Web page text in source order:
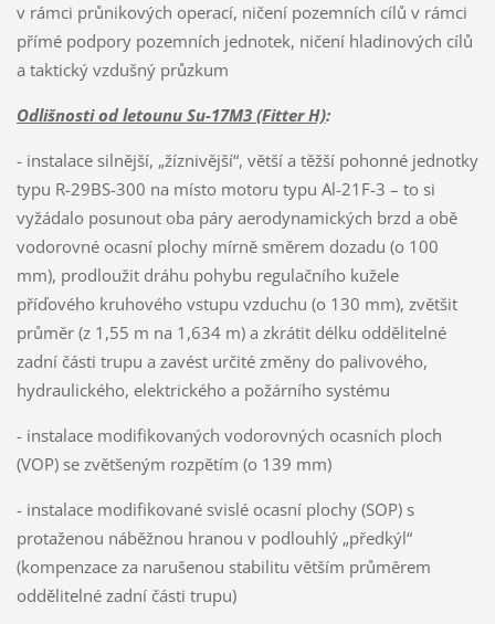
v rámci průnikových operací, ničení pozemních cílů v rámci
přímé podpory pozemních jednotek, ničení hladinových cílů
a taktický vzdušný průzkum
Odlišnosti od letounu Su-17M3 (Fitter H):
- instalace silnější, „žíznivější“, větší a těžší pohonné jednotky
typu R-29BS-300 na místo motoru typu Al-21F-3 – to si
vyžádalo posunout oba páry aerodynamických brzd a obě
vodorovné ocasní plochy mírně směrem dozadu (o 100
mm), prodloužit dráhu pohybu regulačního kužele
příďového kruhového vstupu vzduchu (o 130 mm), zvětšit
průměr (z 1,55 m na 1,634 m) a zkrátit délku oddělitelné
zadní části trupu a zavést určité změny do palivového,
hydraulického, elektrického a požárního systému
- instalace modifikovaných vodorovných ocasních ploch
(VOP) se zvětšeným rozpětím (o 139 mm)
- instalace modifikované svislé ocasní plochy (SOP) s
protaženou náběžnou hranou v podlouhlý „předkýl“
(kompenzace za narušenou stabilitu větším průměrem
oddělitelné zadní části trupu)